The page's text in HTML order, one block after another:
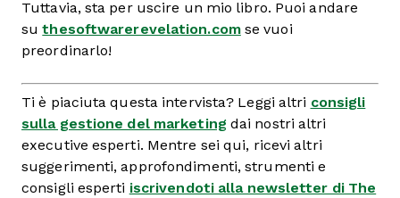
Tuttavia, sta per uscire un mio libro. Puoi andare
suthesoftwarerevelation.comse vuoi
preordinarlo!
Ti è piaciuta questa intervista? Leggi altri consigli
sulla gestione del marketing dai nostri altri
executive esperti. Mentre sei qui, ricevi altri
suggerimenti, approfondimenti, strumenti e
consigli esperti iscrivendoti alla newsletter di The